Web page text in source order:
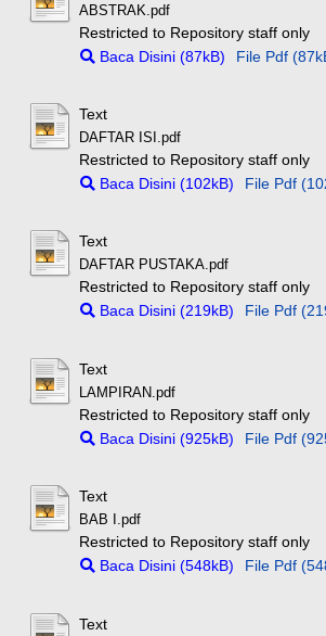
ABSTRAK.pdf
Restricted to Repository staff only
Baca Disini (87kB)
File Pdf
Text
DAFTAR ISI.pdf
Restricted to Repository staff only
Baca Disini (102kB)
File Pdf
Text
DAFTAR PUSTAKA.pdf
Restricted to Repository staff only
Baca Disini (219kB)
File Pdf
Text
LAMPIRAN.pdf
Restricted to Repository staff only
Baca Disini (925kB)
File Pdf
Text
BAB I.pdf
Restricted to Repository staff only
Baca Disini (548kB)
File Pdf
Text